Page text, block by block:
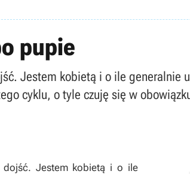
pupie
Jestem kobietą i o ile generalnie
cyklu, o tyle czuję się w
dojść. Jestem kobietą i o ile